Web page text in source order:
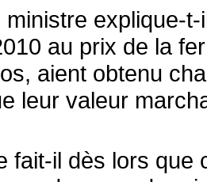
ministre explique-
au prix de la
aient obtenu
leur valeur
fait-il dès lors que